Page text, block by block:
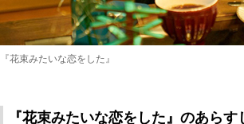
『花束みたいな恋をした』
『花束みたいな恋をした』のあらす